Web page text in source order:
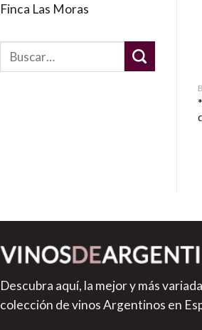
Finca Las Moras
Descubra aquí, la mejor y más variada
colección de vinos Argentinos en